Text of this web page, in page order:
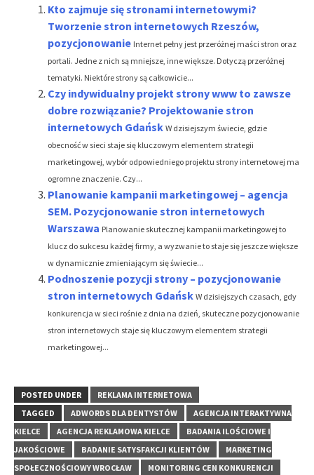
Kto zajmuje się stronami internetowymi?
Tworzenie stron internetowych Rzeszów,
pozycjonowanie Internet pełny jest przeróżnej maści stron oraz
portali. Jedne z nich są mniejsze, inne większe. Dotyczą przeróżnej
tematyki. Niektóre strony są całkowicie...
Czy indywidualny projekt strony www to zawsze
dobre rozwiązanie? Projektowanie stron
internetowych Gdańsk W dzisiejszym świecie, gdzie
obecność w sieci staje się kluczowym elementem strategii
marketingowej, wybór odpowiedniego projektu strony internetowej ma
ogromne znaczenie. Czy...
Planowanie kampanii marketingowej – agencja
SEM. Pozycjonowanie stron internetowych
Warszawa Planowanie skutecznej kampanii marketingowej to
klucz do sukcesu każdej firmy, a wyzwanie to staje się jeszcze większe
w dynamicznie zmieniającym się świecie...
Podnoszenie pozycji strony – pozycjonowanie
stron internetowych Gdańsk W dzisiejszych czasach, gdy
konkurencja w sieci rośnie z dnia na dzień, skuteczne pozycjonowanie
stron internetowych staje się kluczowym elementem strategii
marketingowej...
POSTED UNDER
REKLAMA INTERNETOWA
TAGGED
ADWORDS DLA DENTYSTÓW
AGENCJA INTERAKTYWNA
KIELCE
AGENCJA REKLAMOWA KIELCE
BADANIA ILOŚCIOWE I
JAKOŚCIOWE
BADANIE SATYSFAKCJI KLIENTÓW
MARKETING
SPOŁECZNOŚCIOWY WROCŁAW
MONITORING CEN KONKURENCJI